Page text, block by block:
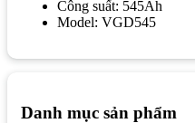
Công suất: 545Ah
Model: VGD545
Danh mục sản phẩm